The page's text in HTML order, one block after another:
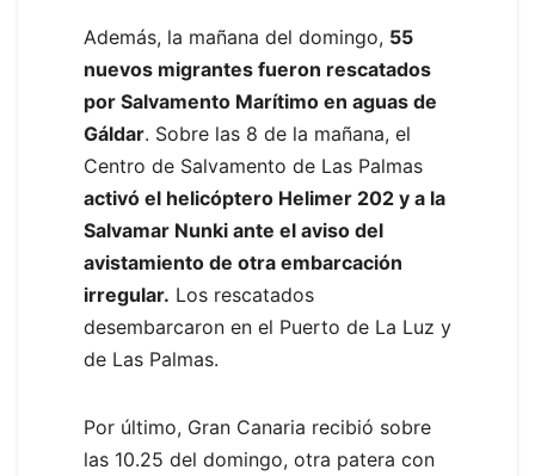
Además, la mañana del domingo, 55
nuevos migrantes fueron rescatados
por Salvamento Marítimo en aguas de
Gáldar. Sobre las 8 de la mañana, el
Centro de Salvamento de Las Palmas
activó el helicóptero Helimer 202 y a la
Salvamar Nunki ante el aviso del
avistamiento de otra embarcación
irregular. Los rescatados
desembarcaron en el Puerto de La Luz y
de Las Palmas.
Por último, Gran Canaria recibió sobre
las 10.25 del domingo, otra patera con